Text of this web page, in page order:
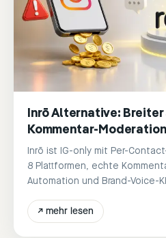
Inrō Alternative: Breiter
Kommentar-
Inrō ist IG-only mit Per-
8 Plattformen, echte
Automation und Brand-Voice-
↗ mehr lesen